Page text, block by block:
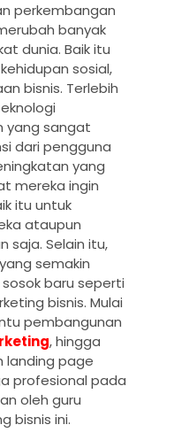
perkembangan
banyak
dunia. Baik itu
sosial,
bisnis. Terlebih
yang sangat
dari pengguna
yang
mereka ingin
itu untuk
ataupun
saja. Selain itu,
semakin
baru seperti
bisnis. Mulai
pembangunan
, hingga
landing page
profesional pada
oleh guru
bisnis ini.